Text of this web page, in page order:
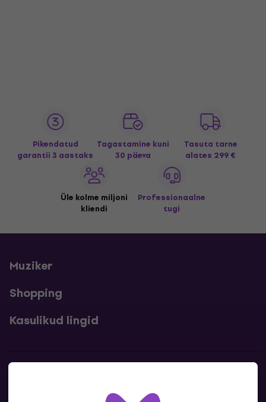
Pikendatud
garantii 3 aastaks
Tagastamine kuni
30 päeva
Tasuta tarne
alates 299 €
Üle kolme miljoni
kliendi
Professionaalne
tugi
Muziker
Shopping
Kasulikud lingid